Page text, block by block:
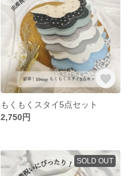
もくもくスタイ5点セット
2,750円
SOLD OUT